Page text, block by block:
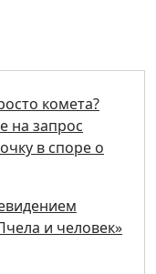
комета?
на запрос
в споре о
и человек»